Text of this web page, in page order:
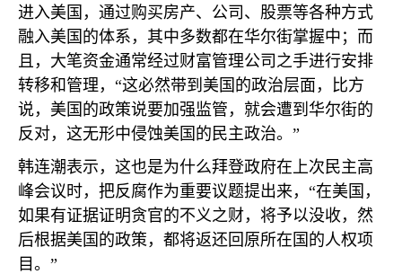
进入美国，通过购买房产、公司、股票等各种方式
融入美国的体系，其中多数都在华尔街掌握中；而
且，大笔资金通常经过财富管理公司之手进行安排
转移和管理，“这必然带到美国的政治层面，比方
说，美国的政策说要加强监管，就会遭到华尔街的
反对，这无形中侵蚀美国的民主政治。”
韩连潮表示，这也是为什么拜登政府在上次民主高
峰会议时，把反腐作为重要议题提出来，“在美国，
如果有证据证明贪官的不义之财，将予以没收，然
后根据美国的政策，都将返还回原所在国的人权项
目。”